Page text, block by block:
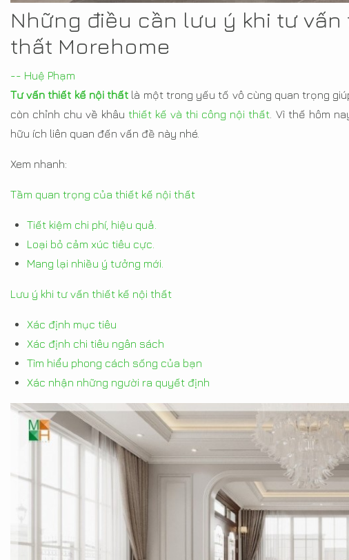
Những điều cần lưu ý khi tư
thất Morehome
-- Huệ Phạm
Tư vấn thiết kế nội thất là một trong yếu tố vô cùng quan trọng
còn chỉnh chu về khâuthiết kế và thi công nội thất . Vì thế hôm
hữu ích liên quan đến vấn đề này nhé.
Xem nhanh:
Tầm quan trọng của thiết kế nội thất
Tiết kiệm chi phí, hiệu quả.
Loại bỏ cảm xúc tiêu cực.
Mang lại nhiều ý tưởng mới.
Lưu ý khi tư vấn thiết kế nội thất
Xác định mục tiêu
Xác định chi tiêu ngân sách
Tìm hiểu phong cách sống của bạn
Xác nhận những người ra quyết định